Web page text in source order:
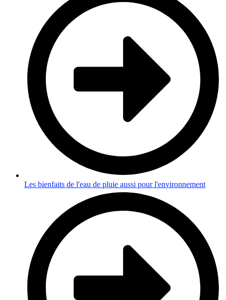
Les bienfaits de l'eau de pluie aussi pour l'environnement